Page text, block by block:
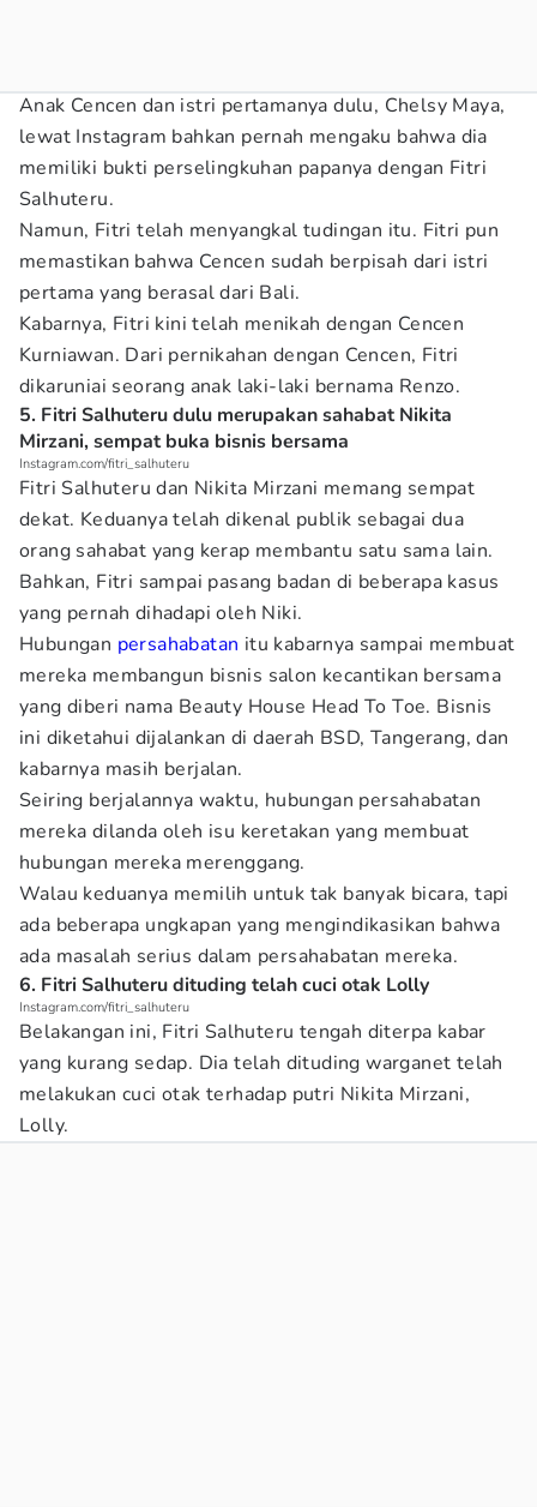
Anak Cencen dan istri pertamanya dulu, Chelsy Maya,
lewat Instagram bahkan pernah mengaku bahwa dia
memiliki bukti perselingkuhan papanya dengan Fitri
Salhuteru.
Namun, Fitri telah menyangkal tudingan itu. Fitri pun
memastikan bahwa Cencen sudah berpisah dari istri
pertama yang berasal dari Bali.
Kabarnya, Fitri kini telah menikah dengan Cencen
Kurniawan. Dari pernikahan dengan Cencen, Fitri
dikaruniai seorang anak laki-laki bernama Renzo.
5. Fitri Salhuteru dulu merupakan sahabat Nikita
Mirzani, sempat buka bisnis bersama
Instagram.com/fitri_salhuteru
Fitri Salhuteru dan Nikita Mirzani memang sempat
dekat. Keduanya telah dikenal publik sebagai dua
orang sahabat yang kerap membantu satu sama lain.
Bahkan, Fitri sampai pasang badan di beberapa kasus
yang pernah dihadapi oleh Niki.
Hubungan persahabatan itu kabarnya sampai membuat
mereka membangun bisnis salon kecantikan bersama
yang diberi nama Beauty House Head To Toe. Bisnis
ini diketahui dijalankan di daerah BSD, Tangerang, dan
kabarnya masih berjalan.
Seiring berjalannya waktu, hubungan persahabatan
mereka dilanda oleh isu keretakan yang membuat
hubungan mereka merenggang.
Walau keduanya memilih untuk tak banyak bicara, tapi
ada beberapa ungkapan yang mengindikasikan bahwa
ada masalah serius dalam persahabatan mereka.
6. Fitri Salhuteru dituding telah cuci otak Lolly
Instagram.com/fitri_salhuteru
Belakangan ini, Fitri Salhuteru tengah diterpa kabar
yang kurang sedap. Dia telah dituding warganet telah
melakukan cuci otak terhadap putri Nikita Mirzani,
Lolly.